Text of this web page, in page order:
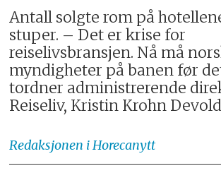
Antall solgte rom på
stuper. – Det er krise for
reiselivsbransjen. Nå må
myndigheter på banen før
tordner administrerende
Reiseliv, Kristin Krohn
Redaksjonen i Horecanytt